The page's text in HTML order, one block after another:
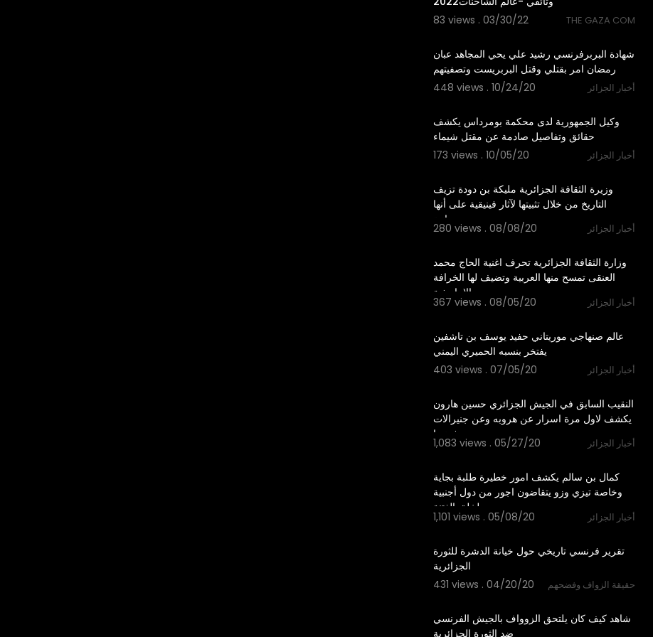
83 views . 03/30/22
THE GAZA COM
شهادة البربرفرنسي رشيد علي يحي المجاهد عبان
رمضان امر بقتلي وقتل البربريست وتصفيتهم
448 views . 10/24/20
أخبار الجزائر
⁣وكيل الجمهورية لدى محكمة بومرداس يكشف
حقائق وتفاصيل صادمة عن مقتل شيماء
173 views . 10/05/20
أخبار الجزائر
وزيرة الثقافة الجزائرية مليكة بن دودة تزيف
التاريخ من خلال تثبيتها لآثار فينيقية على أنها
رومانية
280 views . 08/08/20 أخبار الجزائر
وزارة الثقافة الجزائرية تحرف اغنية الحاج محمد
العنقى تمسح منها العربية وتضيف لها الخرافة
الامازيغية
367 views . 08/05/20 أخبار الجزائر
عالم صنهاجي موريتاني حفيد يوسف بن تاشفين
يفتخر بنسبه الحميري اليمني
403 views . 07/05/20
أخبار الجزائر
⁣النقيب السابق في الجيش الجزائري حسين هارون
يكشف لاول مرة اسرار عن هروبه وعن جنيرالات
فرنسا
1,083 views . 05/27/20 أخبار الجزائر
كمال بن سالم يكشف امور خطيرة طلبة بجاية
وخاصة تيزي وزو يتقاضون اجور من دول أجنبية
لخلق الفتنة
1,101 views . 05/08/20 أخبار الجزائر
تقرير فرنسي تاريخي حول خيانة الدشرة للثورة
الجزائرية
431 views . 04/20/20
حقيقة الزواف وفضحهم
شاهد كيف كان يلتحق الزوواف بالجيش الفرنسي
ضد الثورة الجزائرية